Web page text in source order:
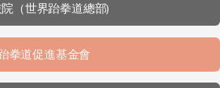
（世界跆拳道總部)
拳道促進基金會